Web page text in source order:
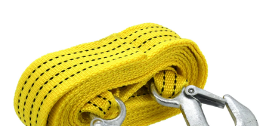
hvězdiček.